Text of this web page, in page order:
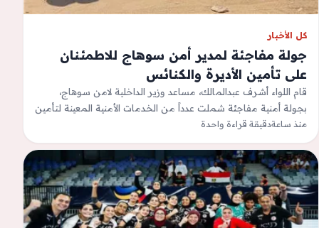
كل الأخبار
جولة مفاجئة لمدير أمن سوهاج للاطمئنان
على تأمين الأديرة والكنائس
قام اللواء أشرف عبدالمالك، مساعد وزير الداخلية لامن سوهاج،
بجولة أمنية مفاجئة شملت عدداً من الخدمات الأمنية المعينة لتأمين
الأديرة والكنائس بمختلف…
منذ ساعةدقيقة قراءة واحدة